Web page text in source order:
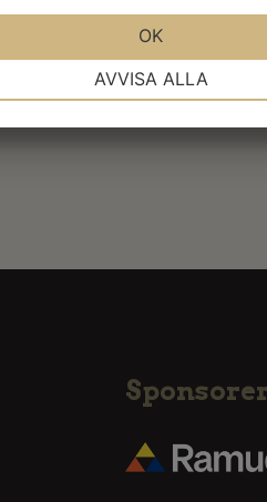
AVVISA ALLA
OK